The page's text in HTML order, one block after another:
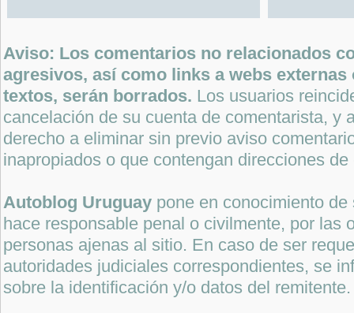
Aviso: Los comentarios no relacionados
agresivos, así como links a webs
textos, serán borrados. Los usuarios
cancelación de su cuenta de comentarista, y
derecho a eliminar sin previo aviso
inapropiados o que contengan direcciones
Autoblog Uruguay pone en conocimiento
hace responsable penal o civilmente, por las
personas ajenas al sitio. En caso de ser
autoridades judiciales correspondientes, se
sobre la identificación y/o datos del remitente.